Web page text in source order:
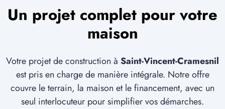
Un projet complet pour votre
maison
Votre projet de construction à Saint-Vincent-Cramesnil
est pris en charge de manière intégrale. Notre offre
couvre le terrain, la maison et le financement, avec un
seul interlocuteur pour simplifier vos démarches.